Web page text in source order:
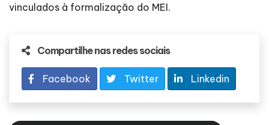
vinculados à formalização do MEI.
Compartilhe nas redes sociais
Facebook Twitter Linkedin